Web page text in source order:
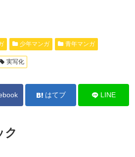
少年マンガ 青年マンガ
実写化
はてブ LINE
ク